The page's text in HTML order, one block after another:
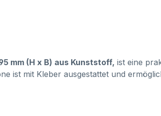
mm (H x B) aus Kunststoff, ist eine
ist mit Kleber ausgestattet und